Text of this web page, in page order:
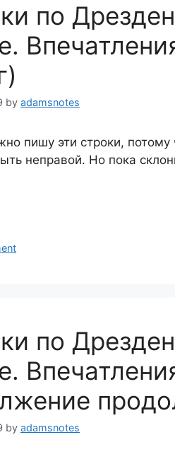
по
by adamsnotes
пишу эти строки,
неправой. Но пока
по
by adamsnotes